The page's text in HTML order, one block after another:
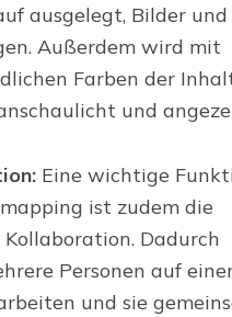
ausgelegt, Bilder und
Außerdem wird mit
Farben der
und
Eine wichtige
ist zudem die
Dadurch
Personen auf
und sie